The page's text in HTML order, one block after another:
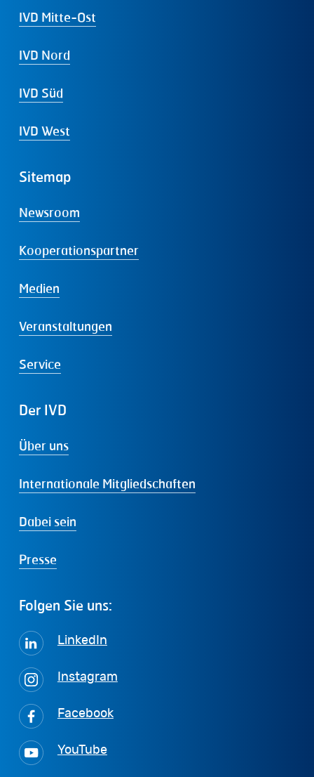
IVD Mitte-Ost
IVD Nord
IVD Süd
IVD West
Sitemap
Newsroom
Kooperationspartner
Medien
Veranstaltungen
Service
Der IVD
Über uns
Internationale Mitgliedschaften
Dabei sein
Presse
Folgen Sie uns:
LinkedIn
Instagram
Facebook
YouTube